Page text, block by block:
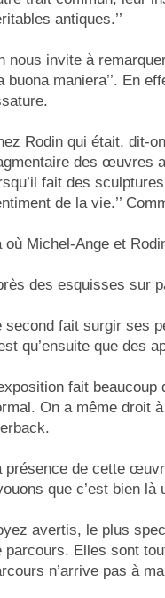
antiques.’’
nous invite à
buona maniera’’. En
Rodin qui était, dit-
des œuvres
fait des
de la vie.’’
où Michel-Ange et
des esquisses sur
second fait surgir ses
qu’ensuite que des
fait
On a même droit
présence de cette
que c’est bien là
avertis, le plus
parcours. Elles sont
n’arrive pas à